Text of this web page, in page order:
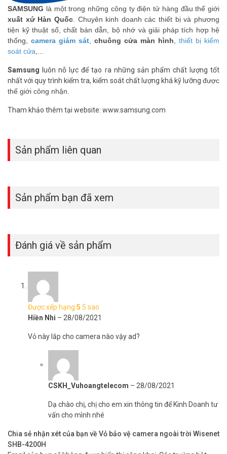
hỗ trợ giá tốt nhất.
SAMSUNG là một trong những công ty điện tử hàng đầu thế giới
xuất xứ Hàn Quốc. Chuyên kinh doanh các thiết bị và phương
tiện kỹ thuật số, chất bán dẫn, bộ nhớ và giải pháp tích hợp hệ
thống, camera giám sát chuông cửa màn hình
thiết bị kiểm
soát cửa
Samsung luôn nỗ lực để tạo ra những sản phẩm chất lượng tốt
nhất với quy trình kiểm tra, kiểm soát chất lượng khá kỹ lưỡng được
thế giới công nhận.
Tham khảo thêm tại website: www.samsung.com
Sản phẩm liên quan
Sản phẩm bạn đã xem
Đánh giá về sản phẩm
Được xếp hạng 5 5 sao
Hiền Nhi – 28/08/2021
Vỏ này lắp cho camera nào vậy ad?
CSKH_Vuhoangtelecom – 28/08/2021
Dạ chào chị, chị cho em xin thông tin để Kinh Doanh tư
vấn cho mình nhé
Chia sẻ nhận xét của bạn về Vỏ bảo vệ camera ngoài trời Wisenet
SHB-4200H